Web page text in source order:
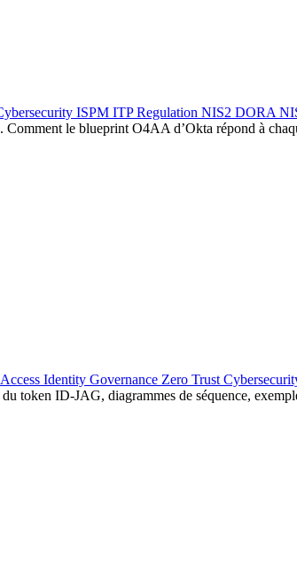
ISPM ITPRegulation NIS2 DORA
le blueprint O4AA d’Okta répond à
Identity Governance Zero Trust
token ID-JAG, diagrammes de séquence,